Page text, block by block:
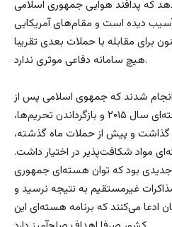
که پدافند هوایی جمهوری اسلامی
دیده است و مقام‌های آمریکایی
برای مقابله با حملات بعدی تقریبا
هیچ سامانه دفاعی موثری ندارد.
شدند که جمهوی اسلامی پس از
خروج ترامپ از توافق هسته‌ای سال ۲۰۱۵ و بازگرداندن تحریم‌ها،
گذاشت و پیش از حملات ماه گذشته،
۹ تا ۱۰ بمب هسته‌ای مواد شکافت‌پذیر در اختیار داشت.
جدیدی بود که توان هسته‌ای جمهوری
مذاکرات غیرمستقیم به نتیجه نرسید و
ادعا می‌کنند که برنامه هسته‌ای‌ این